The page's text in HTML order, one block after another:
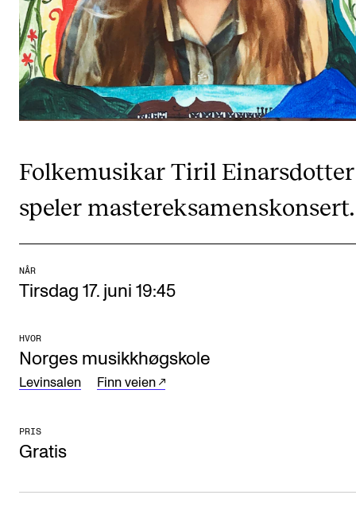
CREMAH
NordART
Prosjekter
Publikasjoner
Utveksling
Internasjonal strategi
Nettverk
IN.TUNE
AKTUELT
Arrangementer og konserter
Ledige stillinger
INFO
Folkemusikar Tiril Einarsdotter
speler mastereksamenskonsert.
NÅR
Tirsdag 17. juni 19:45
HVOR
Norges musikkhøgskole
Levinsalen Finn veien
PRIS
Gratis